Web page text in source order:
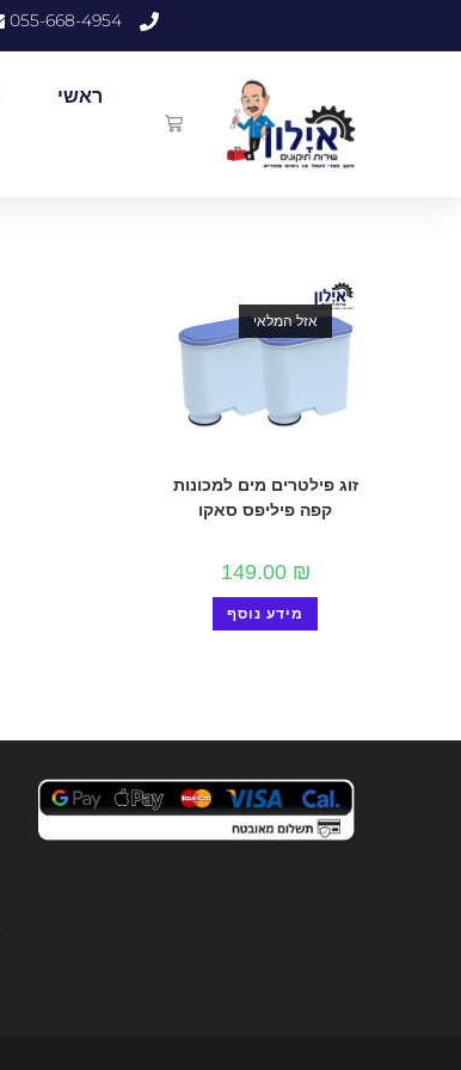
055-668-4954
ראשי
אזל המלאי
זוג פילטרים מים למכונות
קפה פיליפס סאקו
149.00 ₪
מידע נוסף